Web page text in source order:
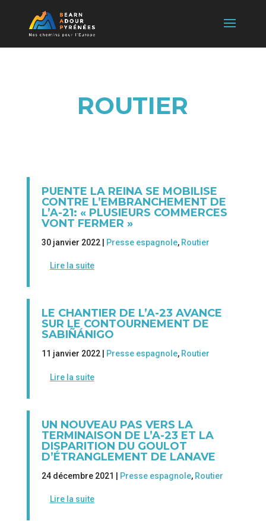
ROUTIER
PUENTE LA REINA SE MOBILISE
CONTRE L’EMBRANCHEMENT DE
L’A-21: « PLUSIEURS COMMERCES
VONT FERMER »
30 janvier 2022 | Presse espagnole, Routier
Lire la suite
LE CHANTIER DE L’A-23 AVANCE
SUR LE CONTOURNEMENT DE
SABIÑÁNIGO
11 janvier 2022 | Presse espagnole, Routier
Lire la suite
UN NOUVEAU PAS VERS LA
TERMINAISON DE L’A-23 ET LA
DISPARITION DU GOULOT
D’ÉTRANGLEMENT DE LANAVE
24 décembre 2021 | Presse espagnole, Routier
Lire la suite